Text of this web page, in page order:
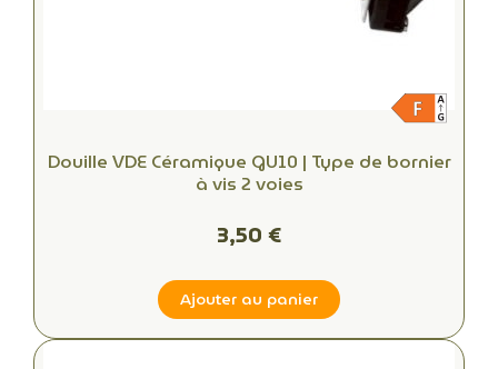
Douille VDE Céramique GU10 | Type de bornier
à vis 2 voies
3,50 €
Ajouter au panier